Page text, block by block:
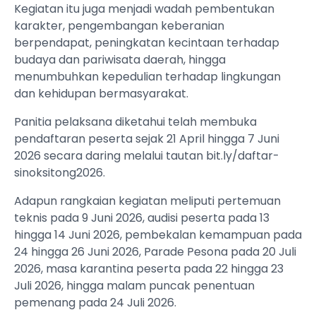
Kegiatan itu juga menjadi wadah pembentukan
karakter, pengembangan keberanian
berpendapat, peningkatan kecintaan terhadap
budaya dan pariwisata daerah, hingga
menumbuhkan kepedulian terhadap lingkungan
dan kehidupan bermasyarakat.
Panitia pelaksana diketahui telah membuka
pendaftaran peserta sejak 21 April hingga 7 Juni
2026 secara daring melalui tautan bit.ly/daftar-
sinoksitong2026.
Adapun rangkaian kegiatan meliputi pertemuan
teknis pada 9 Juni 2026, audisi peserta pada 13
hingga 14 Juni 2026, pembekalan kemampuan pada
24 hingga 26 Juni 2026, Parade Pesona pada 20 Juli
2026, masa karantina peserta pada 22 hingga 23
Juli 2026, hingga malam puncak penentuan
pemenang pada 24 Juli 2026.